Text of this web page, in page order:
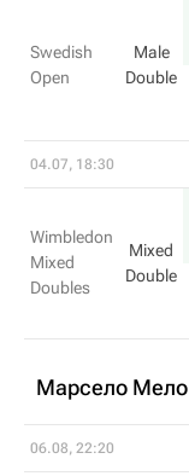
Swedish
Open
Male
Double
04.07, 18:30
Wimbledon
Mixed
Doubles
Mixed
Double
Марсело Мело
06.08, 22:20